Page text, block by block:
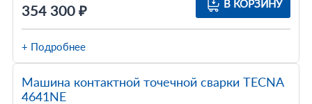
354 300 ₽ В КОРЗИНУ
+ Подробнее
Машина контактной точечной сварки TECNA
4641NE